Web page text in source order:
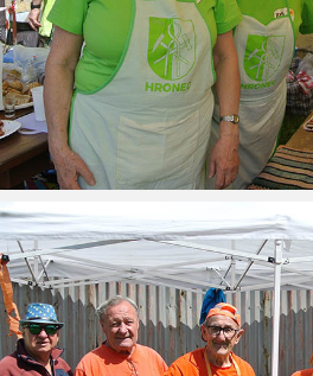
11. 11. 2025 – Slávnostný akt položenia
venca červených makov k pamätníku na
Námestí Juraja Pejku